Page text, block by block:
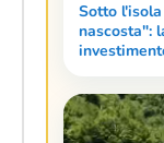
Sotto
nascosta":